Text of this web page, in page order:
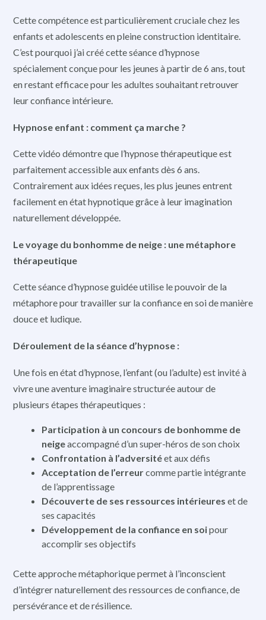
Cette compétence est particulièrement cruciale chez les
enfants et adolescents en pleine construction identitaire.
C’est pourquoi j’ai créé cette séance d’hypnose
spécialement conçue pour les jeunes à partir de 6 ans, tout
en restant efficace pour les adultes souhaitant retrouver
leur confiance intérieure.
Hypnose enfant : comment ça marche ?
Cette vidéo démontre que l’hypnose thérapeutique est
parfaitement accessible aux enfants dès 6 ans.
Contrairement aux idées reçues, les plus jeunes entrent
facilement en état hypnotique grâce à leur imagination
naturellement développée.
Le voyage du bonhomme de neige : une métaphore
thérapeutique
Cette séance d’hypnose guidée utilise le pouvoir de la
métaphore pour travailler sur la confiance en soi de manière
douce et ludique.
Déroulement de la séance d’hypnose :
Une fois en état d’hypnose, l’enfant (ou l’adulte) est invité à
vivre une aventure imaginaire structurée autour de
plusieurs étapes thérapeutiques :
Participation à un concours de bonhomme de
neigeaccompagné d’un super-héros de son choix
Confrontation à l’adversitéet aux défis
Acceptation de l’erreurcomme partie intégrante
de l’apprentissage
Découverte de ses ressources intérieures et de
ses capacités
Développement de la confiance en soipour
accomplir ses objectifs
Cette approche métaphorique permet à l’inconscient
d’intégrer naturellement des ressources de confiance, de
persévérance et de résilience.